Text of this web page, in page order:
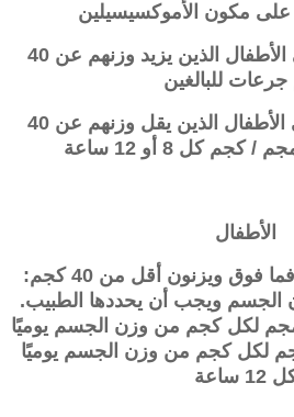
على مكون الأموكسيسيلين
يجب أن يتلقى مرضى الأطفال الذين يزيد وزنهم عن 40
للبالغين
يجب أن يتلقى مرضى الأطفال الذين يقل وزنهم عن 40
الأطفال
الأطفال بعمر 3 أشهر فما فوق ويزنون أقل من 40 كجم:
الجسم ويجب أن يحددها الطبيب.
الجرعة عادة 20 مجم لكل كجم من وزن الجسم يوميًا
ساعات أو 25 مجم لكل كجم من وزن الجسم يوميًا
ساعة